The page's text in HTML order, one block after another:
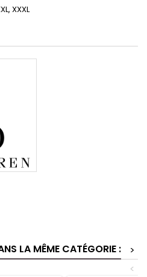
XXXL
LA MÊME CATÉGORIE :
>
<